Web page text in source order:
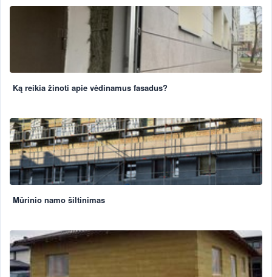
Ką reikia žinoti apie vėdinamus fasadus?
Mūrinio namo šiltinimas